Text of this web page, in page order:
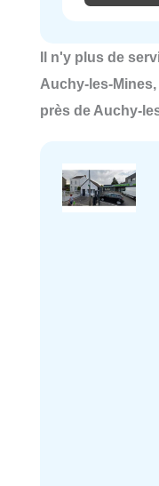
Il n'y plus de
Auchy-les-
près de Auchy-